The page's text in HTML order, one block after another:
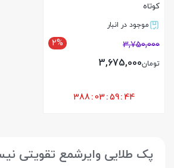
کوتاه
موجود در انبار
2% 3,750,000
تومان3,675,000
388 :03 :59: 44
پک طلایی وایرشمع تقویتی نیسان یورو 4 و شمع تورچ